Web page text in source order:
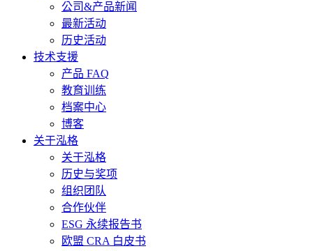
公司&产品新闻
最新活动
历史活动
技术支援
产品 FAQ
教育训练
档案中心
博客
关于泓格
关于泓格
历史与奖项
组织团队
合作伙伴
ESG 永续报告书
欧盟 CRA 白皮书